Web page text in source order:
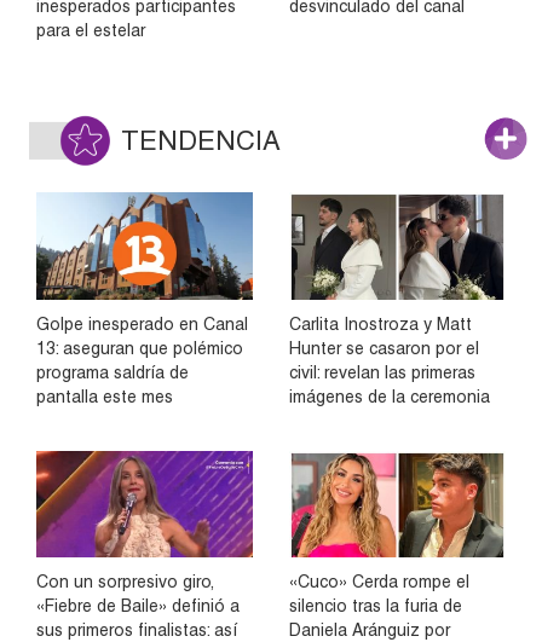
inesperados participantes
para el estelar
desvinculado del canal
TENDENCIA
Golpe inesperado en Canal
13: aseguran que polémico
programa saldría de
pantalla este mes
Carlita Inostroza y Matt
Hunter se casaron por el
civil: revelan las primeras
imágenes de la ceremonia
Con un sorpresivo giro,
«Fiebre de Baile» definió a
sus primeros finalistas: así
«Cuco» Cerda rompe el
silencio tras la furia de
Daniela Aránguiz por